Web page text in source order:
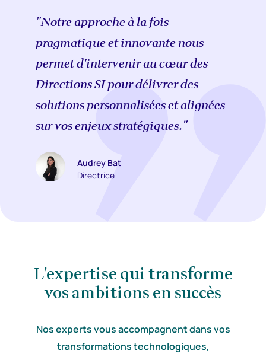
"Notre approche à la fois
pragmatique et innovante nous
permet d'intervenir au cœur des
Directions SI pour délivrer des
solutions personnalisées et alignées
sur vos enjeux stratégiques​​."
Audrey Bat
Directrice
L’expertise qui transforme
vos ambitions en succès
Nos experts vous accompagnent dans vos
transformations technologiques,